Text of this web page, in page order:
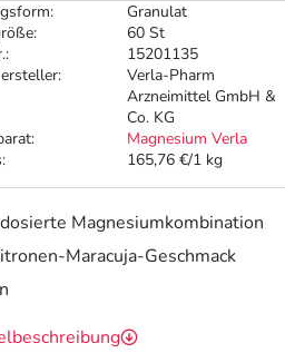
Granulat
60 St
15201135
Verla-Pharm
Arzneimittel GmbH &
Co. KG
Magnesium Verla
165,76 €/1 kg
Magnesiumkombination
Maracuja-Geschmack